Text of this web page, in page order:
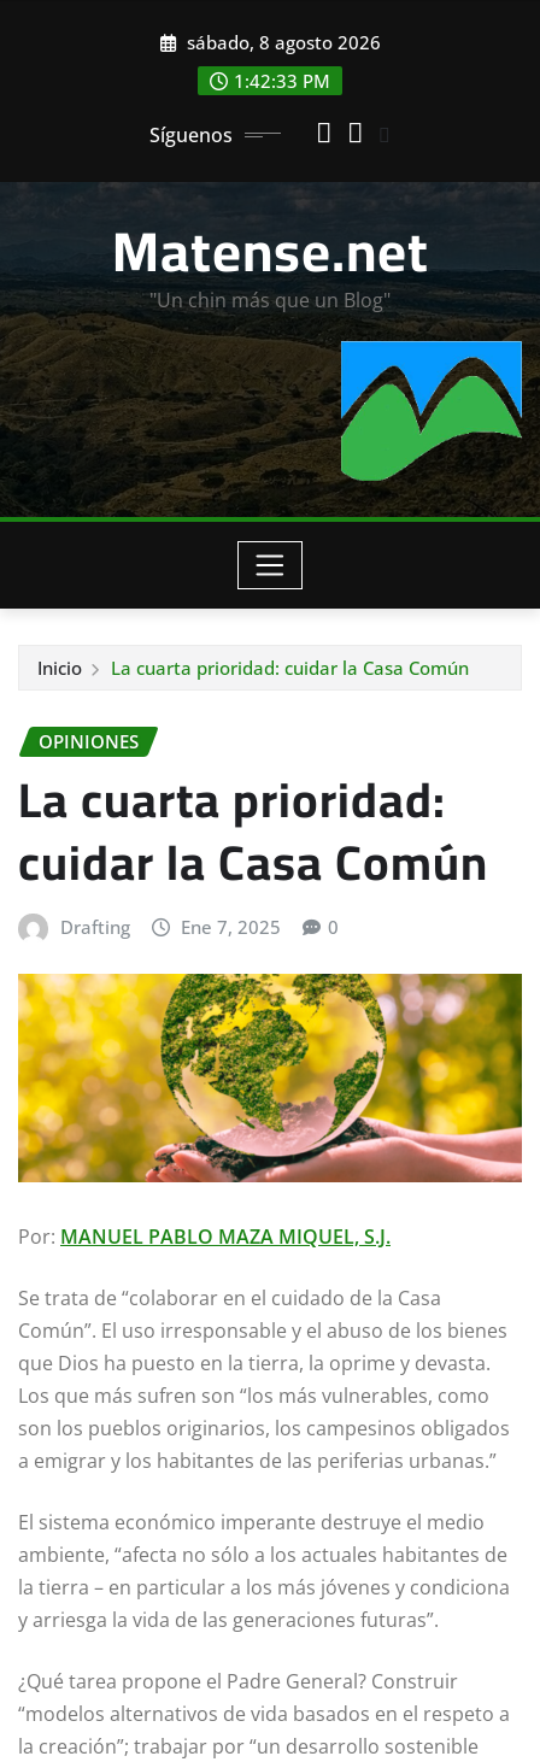
sábado, 8 agosto 2026
1:42:34 PM
Síguenos
Matense.net
"Un chin más que un Blog"
Inicio La cuarta prioridad: cuidar la Casa Común
OPINIONES
La cuarta prioridad:
cuidar la Casa Común
Drafting Ene 7, 2025 0
Por: MANUEL PABLO MAZA MIQUEL, S.J.
Se trata de “colaborar en el cuidado de la Casa
Común”. El uso irresponsable y el abuso de los bienes
que Dios ha puesto en la tierra, la oprime y devasta.
Los que más sufren son “los más vulnerables, como
son los pueblos originarios, los campesinos obligados
a emigrar y los habitantes de las periferias urbanas.”
El sistema económico imperante destruye el medio
ambiente, “afecta no sólo a los actuales habitantes de
la tierra – en particular a los más jóvenes y condiciona
y arriesga la vida de las generaciones futuras”.
¿Qué tarea propone el Padre General? Construir
“modelos alternativos de vida basados en el respeto a
la creación”; trabajar por “un desarrollo sostenible